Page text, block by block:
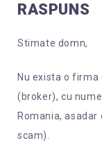
RASPUNS
Stimate domn,
Nu exista o
(broker), cu
Romania,
scam).